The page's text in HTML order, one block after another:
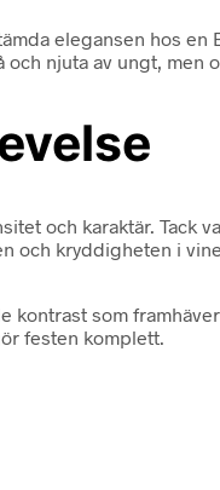
elegansen hos
njuta av ungt, men
och karaktär. Tack
och kryddigheten i
som
festen komplett.